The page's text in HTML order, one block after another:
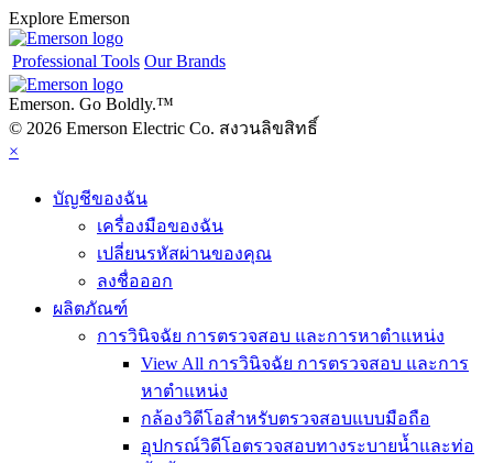
Explore Emerson
Professional Tools Our Brands
Emerson. Go Boldly.™
© 2026 Emerson Electric Co. สงวนลิขสิทธิ์
×
บัญชีของฉัน
เครื่องมือของฉัน
เปลี่ยนรหัสผ่านของคุณ
ลงชื่อออก
ผลิตภัณฑ์
การวินิจฉัย การตรวจสอบ และการหาตำแหน่ง
View All การวินิจฉัย การตรวจสอบ และการ
หาตำแหน่ง
กล้องวิดีโอสำหรับตรวจสอบแบบมือถือ
อุปกรณ์วิดีโอตรวจสอบทางระบายน้ำและท่อ